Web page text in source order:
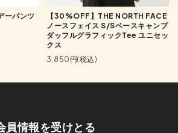
ーパンツ
【30%OFF】THE NORTH FACE
ノースフェイス S/Sベースキャンプ
ダッフルグラフィックTee ユニセッ
クス
3,850円(税込)
員情報を受けとる